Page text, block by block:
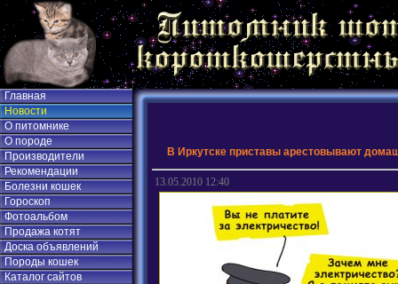
Главная
Новости
О питомнике
О породе
Производители
Рекомендации
Болезни кошек
Гороскоп
Фотоальбом
Продажа котят
Доска объявлений
Породы кошек
Каталог сайтов
В Иркутске приставы арестовывают
13.05.2010 12:40